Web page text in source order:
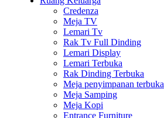
Credenza
Meja TV
Lemari Tv
Rak Tv Full Dinding
Lemari Display
Lemari Terbuka
Rak Dinding Terbuka
Meja penyimpanan terbuka
Meja Samping
Meja Kopi
Entrance Furniture